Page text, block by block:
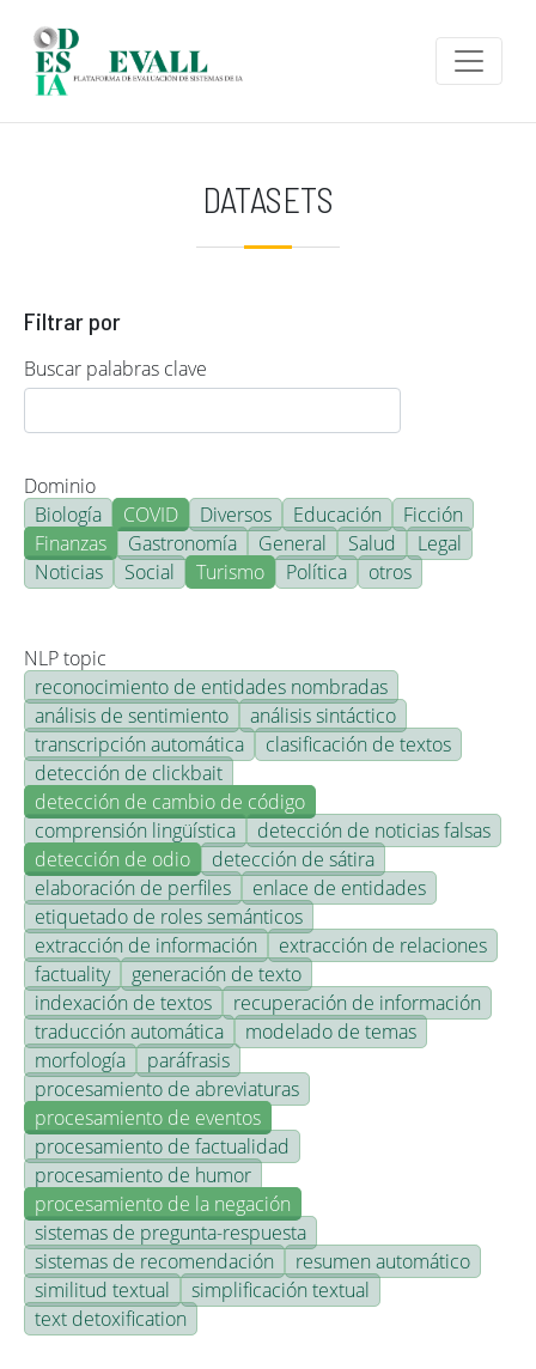
DATASETS
Filtrar por
Buscar palabras clave
Dominio
Biología
COVID Diversos Educación
Ficción
Finanzas
Gastronomía General Salud
Legal
Noticias
Social Turismo Política otros
NLP topic
reconocimiento de entidades nombradas
análisis de sentimiento
análisis sintáctico
transcripción automática
clasificación de textos
detección de clickbait
detección de cambio de código
comprensión lingüística
detección de noticias falsas
detección de odio
detección de sátira
elaboración de perfiles
enlace de entidades
etiquetado de roles semánticos
extracción de información
extracción de relaciones
factuality
generación de texto
indexación de textos
recuperación de información
traducción automática
modelado de temas
morfología
paráfrasis
procesamiento de abreviaturas
procesamiento de eventos
procesamiento de factualidad
procesamiento de humor
procesamiento de la negación
sistemas de pregunta-respuesta
sistemas de recomendación
resumen automático
similitud textual
simplificación textual
text detoxification